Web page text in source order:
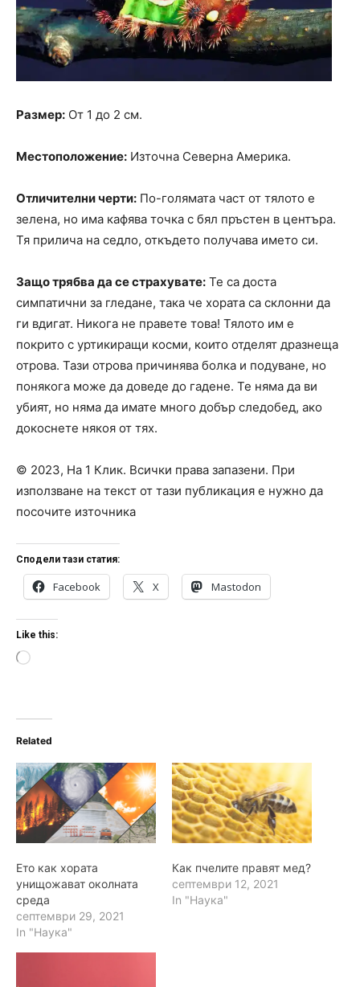
Размер: От 1 до 2 см.
Местоположение: Източна Северна Америка.
Отличителни черти: По-голямата част от тялото е
зелена, но има кафява точка с бял пръстен в центъра.
Тя прилича на седло, откъдето получава името си.
Защо трябва да се страхувате: Те са доста
симпатични за гледане, така че хората са склонни да
ги вдигат. Никога не правете това! Тялото им е
покрито с уртикиращи косми, които отделят дразнеща
отрова. Тази отрова причинява болка и подуване, но
понякога може да доведе до гадене. Те няма да ви
убият, но няма да имате много добър следобед, ако
докоснете някоя от тях.
© 2023, На 1 Клик. Всички права запазени. При
използване на текст от тази публикация е нужно да
посочите източника
Сподели тази статия:
Facebook X Mastodon
Like this:
L
i
n
…
Related
Ето как хората
унищожават околната
среда
септември 29, 2021
In "Наука"
Как пчелите правят мед?
септември 12, 2021
In "Наука"